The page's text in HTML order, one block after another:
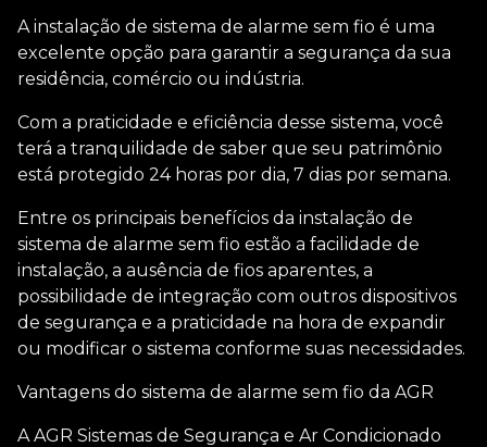
A instalação de sistema de alarme sem fio é uma
excelente opção para garantir a segurança da sua
residência, comércio ou indústria.
Com a praticidade e eficiência desse sistema, você
terá a tranquilidade de saber que seu patrimônio
está protegido 24 horas por dia, 7 dias por semana.
Entre os principais benefícios da instalação de
sistema de alarme sem fio estão a facilidade de
instalação, a ausência de fios aparentes, a
possibilidade de integração com outros dispositivos
de segurança e a praticidade na hora de expandir
ou modificar o sistema conforme suas necessidades.
Vantagens do sistema de alarme sem fio da AGR
A AGR Sistemas de Segurança e Ar Condicionado